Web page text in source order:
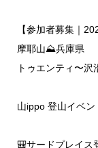
【参加者募集｜
摩耶山⛰️兵庫県
トゥエンティ〜
山ippo 登山イベン
🎒サードプレイス